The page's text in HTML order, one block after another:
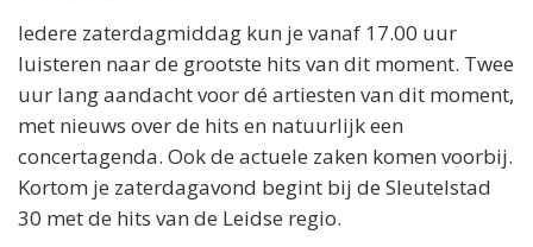
Iedere zaterdagmiddag kun je vanaf 17.00 uur
luisteren naar de grootste hits van dit moment. Twee
uur lang aandacht voor dé artiesten van dit moment,
met nieuws over de hits en natuurlijk een
concertagenda. Ook de actuele zaken komen voorbij.
Kortom je zaterdagavond begint bij de Sleutelstad
30 met de hits van de Leidse regio.